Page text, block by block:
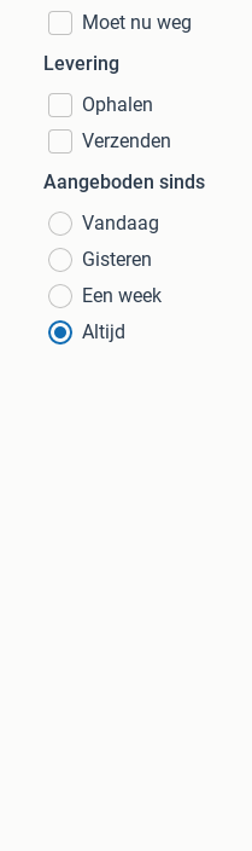
Moet nu weg
Levering
Ophalen
Verzenden
Aangeboden sinds
Vandaag
Gisteren
Een week
Altijd